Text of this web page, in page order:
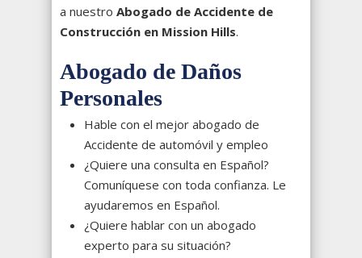
a nuestro Abogado de Accidente de
Construcción en Mission Hills.
Abogado de Daños
Personales
Hable con el mejor abogado de
Accidente de automóvil y empleo
¿Quiere una consulta en Español?
Comuníquese con toda confianza. Le
ayudaremos en Español.
¿Quiere hablar con un abogado
experto para su situación?